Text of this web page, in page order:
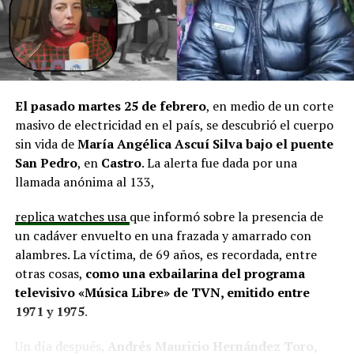
y el cierre perimetral del Club Deportivo Aucar, obras
fundamentales para el desarrollo comunitario.
El alcalde de Quemchi, Javier Ugarte, expresó una
situación similar, señalando que en su comuna tienen
proyectos elegibles tanto en PMU como en PMB, pero
que hasta la fecha no han recibido respuesta clara sobre
si se entregarán los recursos.“Preocupa esta situación,
estos son proyectos que vienen trabajándose desde
hace tiempo y que hoy están en riesgo por la falta de
En la comuna deCuraco de Vélez, la alcaldesa Javiera
Yáñezindicó que históricamente la Subdere ha apoyado
a los municipios en diversos proyectos y que confía en
que durante el año se asignen nuevos recursos, aunque
reconoció una disminución evidente en comparación
ha presentado iniciativas por más de 200 millones de
El pasado martes 25 de febrero, en medio de un corte
masivo de electricidad en el país, se descubrió el cuerpo
sin vida deMaría Angélica Ascuí Silvabajo el puente
San Pedro, en Castro. La alerta fue dada por una
llamada anónima al 133,
replica watches usa que informó sobre la presencia de
un cadáver envuelto en una frazada y amarrado con
alambres. La víctima, de 69 años, es recordada, entre
otras cosas, como una exbailarina del programa
televisivo «Música Libre» de TVN, emitido entre
1971 y 1975.
Un día después,
Andrés Mauricio Hernández Toro,